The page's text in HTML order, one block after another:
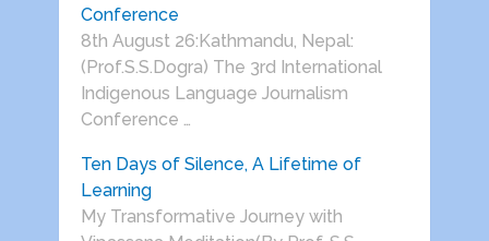
Conference
8th August 26:Kathmandu, Nepal:
(Prof.S.S.Dogra) The 3rd International
Indigenous Language Journalism
Conference …
Ten Days of Silence, A Lifetime of
Learning
My Transformative Journey with